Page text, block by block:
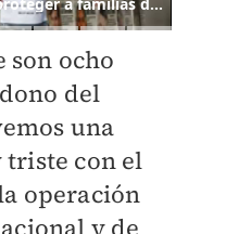
son ocho
del
una
con el
operación